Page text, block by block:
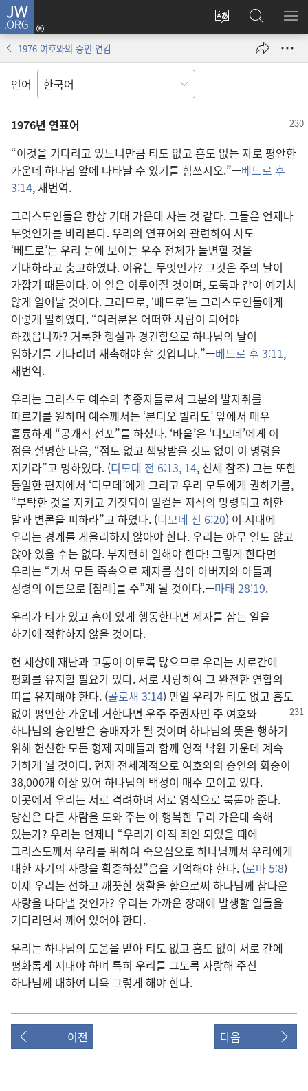
JW.ORG
사이트
변경
로그인
(새로운
열기)
JW.ORG
검색
메
1976 여호와의 증인 연감
언어
1976년 연표어
“이것을 기다리고 있느니만큼 티도 없고 흠도 없는 자로 평안한
가운데 하나님 앞에 나타날 수 있기를 힘쓰시오.”—베드로 후
3:14, 새번역.
그리스도인들은 항상 기대 가운데 사는 것 같다. 그들은 언제나
무엇인가를 바라본다. 우리의 연표어와 관련하여 사도
‘베드로’는 우리 눈에 보이는 우주 전체가 돌변할 것을
기대하라고 충고하였다. 이유는 무엇인가? 그것은 주의 날이
가깝기 때문이다. 이 일은 이루어질 것이며, 도둑과 같이 예기치
않게 일어날 것이다. 그러므로, ‘베드로’는 그리스도인들에게
이렇게 말하였다. “여러분은 어떠한 사람이 되어야
하겠읍니까? 거룩한 행실과 경건함으로 하나님의 날이
임하기를 기다리며 재촉해야 할 것입니다.”—베드로 후 3:11,
새번역.
우리는 그리스도 예수의 추종자들로서 그분의 발자취를
따르기를 원하며 예수께서는 ‘본디오 빌라도’ 앞에서 매우
훌륭하게 “공개적 선포”를 하셨다. ‘바울’은 ‘디모데’에게 이
점을 설명한 다음, “점도 없고 책망받을 것도 없이 이 명령을
지키라”고 명하였다. (디모데 전 6:13, 14, 신세 참조) 그는 또한
동일한 편지에서 ‘디모데’에게 그리고 우리 모두에게 권하기를,
“부탁한 것을 지키고 거짓되이 일컫는 지식의 망령되고 허한
말과 변론을 피하라”고 하였다. (디모데 전 6:20) 이 시대에
우리는 경계를 게을리하지 않아야 한다. 우리는 아무 일도 않고
앉아 있을 수는 없다. 부지런히 일해야 한다! 그렇게 한다면
우리는 “가서 모든 족속으로 제자를 삼아 아버지와 아들과
성령의 이름으로 [침례]를 주”게 될 것이다.—마태 28:19.
우리가 티가 있고 흠이 있게 행동한다면 제자를 삼는 일을
하기에 적합하지 않을 것이다.
현 세상에 재난과 고통이 이토록 많으므로 우리는 서로간에
평화를 유지할 필요가 있다. 서로 사랑하여 그 완전한 연합의
띠를 유지해야 한다. (골로새 3:14) 만일 우리가 티도 없고 흠도
없이 평안한 가운데 거한다면 우주 주권자인 주 여호와
하나님의 승인받은 숭배자가 될 것이며 하나님의 뜻을 행하기
위해 헌신한 모든 형제 자매들과 함께 영적 낙원 가운데 계속
거하게 될 것이다. 현재 전세계적으로 여호와의 증인의 회중이
38,000개 이상 있어 하나님의 백성이 매주 모이고 있다.
이곳에서 우리는 서로 격려하며 서로 영적으로 북돋아 준다.
당신은 다른 사람을 도와 주는 이 행복한 무리 가운데 속해
있는가? 우리는 언제나 “우리가 아직 죄인 되었을 때에
그리스도께서 우리를 위하여 죽으심으로 하나님께서 우리에게
대한 자기의 사랑을 확증하셨”음을 기억해야 한다. (로마 5:8)
이제 우리는 선하고 깨끗한 생활을 함으로써 하나님께 참다운
사랑을 나타낼 것인가? 우리는 가까운 장래에 발생할 일들을
기다리면서 깨어 있어야 한다.
우리는 하나님의 도움을 받아 티도 없고 흠도 없이 서로 간에
평화롭게 지내야 하며 특히 우리를 그토록 사랑해 주신
하나님께 대하여 더욱 그렇게 해야 한다.
이전 다음